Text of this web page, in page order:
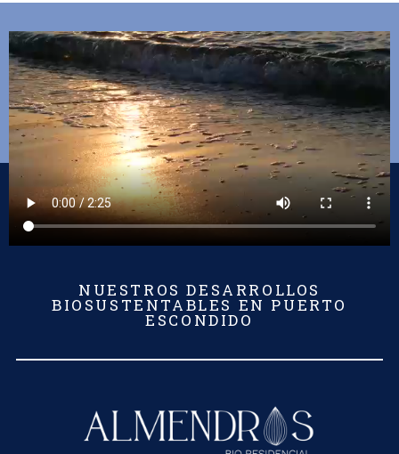
Te ayudamos con los procesos legales ante las
dependencias de gobierno
CONOCE MÁS
NUESTROS DESARROLLOS
BIOSUSTENTABLES EN PUERTO
ESCONDIDO